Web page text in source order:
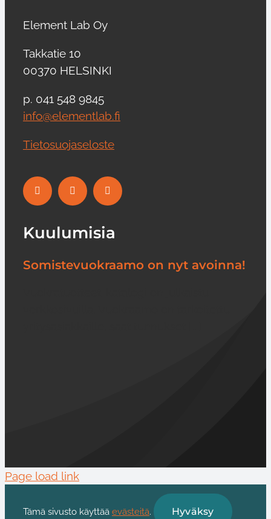
Element Lab Oy
Takkatie 10
00370 HELSINKI
p. 041 548 9845
info@elementlab.fi
Tietosuojaseloste
Kuulumisia
Somistevuokraamo on nyt avoinna!
Page load link
Tämä sivusto käyttää evästeitä. Hyväksy